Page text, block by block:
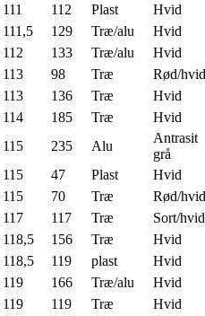
111 112 Plast
Hvid
111,5 129 Træ/alu
Hvid
112 133 Træ/alu
Hvid
113 98 Træ
Rød/hvid
113 136 Træ
Hvid
114 185 Træ
Hvid
115 235 Alu
Antrasit
grå
115 47 Plast
Hvid
115 70 Træ
Rød/hvid
117 117 Træ
Sort/hvid
118,5 156 Træ
Hvid
118,5 119 plast
Hvid
119 166 Træ/alu
Hvid
119 119 Træ
Hvid